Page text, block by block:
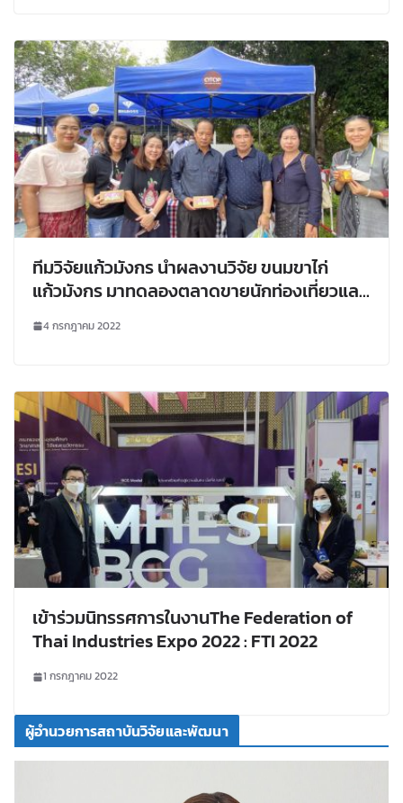
ทีมวิจัยแก้วมังกร นำผลงานวิจัย ขนมขาไก่
แก้วมังกร มาทดลองตลาดขายนักท่องเที่ยวและ
หลวงพระบาง
4 กรกฎาคม 2022
เข้าร่วมนิทรรศการในงานThe Federation of
Thai Industries Expo 2022 : FTI 2022
1 กรกฎาคม 2022
ผู้อำนวยการสถาบันวิจัยและพัฒนา